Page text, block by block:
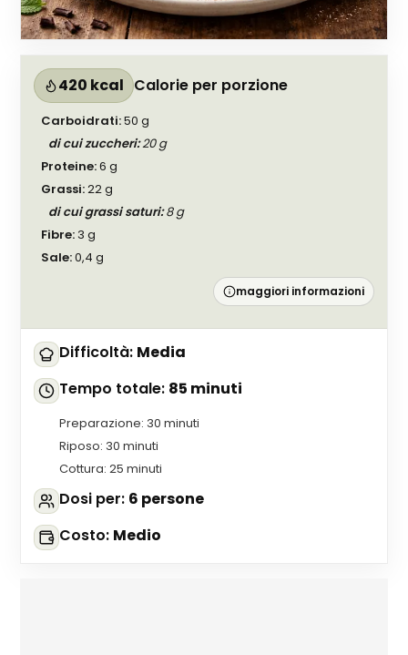
420 kcal Calorie per porzione
Carboidrati:50 g
di cui zuccheri:20g
Proteine:6 g
Grassi:22g
di cui grassi saturi:8g
Fibre: 3 g
Sale:0,4 g
maggiori informazioni
Difficoltà: Media
Tempo totale: 85 minuti
Preparazione: 30 minuti
Riposo: 30 minuti
Cottura:25 minuti
Dosi per: 6 persone
Costo: Medio